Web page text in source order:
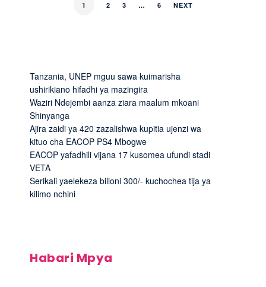
1 2 3 … 6 NEXT
Tanzania, UNEP mguu sawa kuimarisha
ushirikiano hifadhi ya mazingira
Waziri Ndejembi aanza ziara maalum mkoani
Shinyanga
Ajira zaidi ya 420 zazalishwa kupitia ujenzi wa
kituo cha EACOP PS4 Mbogwe
EACOP yafadhili vijana 17 kusomea ufundi stadi
VETA
Serikali yaelekeza bilioni 300/- kuchochea tija ya
kilimo nchini
Habari Mpya